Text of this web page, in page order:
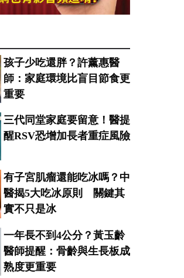
孩子少吃還胖？許薰惠醫
師：家庭環境比盲目節食更
重要
三代同堂家庭要留意！醫提
醒RSV恐增加長者重症風險
有子宮肌瘤還能吃冰嗎？中
醫揭5大吃冰原則 關鍵其
實不只是冰
一年長不到4公分？黃玉齡
醫師提醒：骨齡與生長板成
熟度更重要